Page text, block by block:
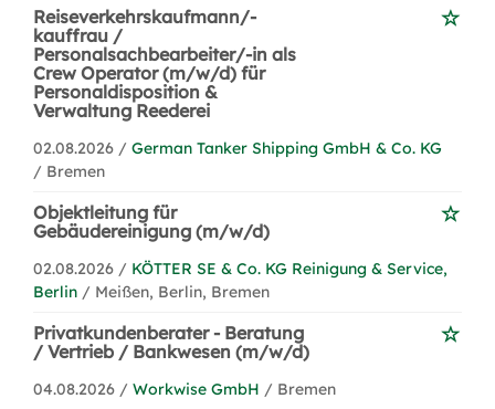
Reiseverkehrskaufmann/-
kauffrau /
Personalsachbearbeiter/-in als
Crew Operator (m/w/d) für
Personaldisposition &
Verwaltung Reederei
02.08.2026 / German Tanker Shipping GmbH & Co. KG
/ Bremen
Objektleitung für
Gebäudereinigung (m/w/d)
02.08.2026 / KÖTTER SE & Co. KG Reinigung & Service,
Berlin / Meißen, Berlin, Bremen
Privatkundenberater - Beratung
/ Vertrieb / Bankwesen (m/w/d)
04.08.2026 / Workwise GmbH / Bremen